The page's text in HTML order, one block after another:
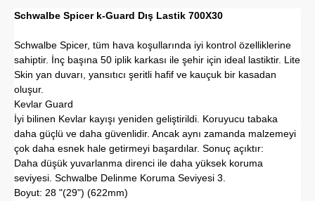
Schwalbe Spicer k-Guard Dış Lastik 700X30
Schwalbe Spicer, tüm hava koşullarında iyi kontrol özelliklerine
sahiptir. İnç başına 50 iplik karkası ile şehir için ideal lastiktir. Lite
Skin yan duvarı, yansıtıcı şeritli hafif ve kauçuk bir kasadan
oluşur.
Kevlar Guard
İyi bilinen Kevlar kayışı yeniden geliştirildi. Koruyucu tabaka
daha güçlü ve daha güvenlidir. Ancak aynı zamanda malzemeyi
çok daha esnek hale getirmeyi başardılar. Sonuç açıktır:
Daha düşük yuvarlanma direnci ile daha yüksek koruma
seviyesi. Schwalbe Delinme Koruma Seviyesi 3.
Boyut: 28 "(29") (622mm)